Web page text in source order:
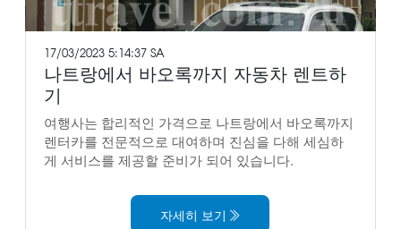
17/03/2023 5:14:37 SA
나트랑에서 바오록까지 자동차 렌트하
기
여행사는 합리적인 가격으로 나트랑에서 바오록까지
렌터카를 전문적으로 대여하며 진심을 다해 세심하
게 서비스를 제공할 준비가 되어 있습니다.
자세히 보기